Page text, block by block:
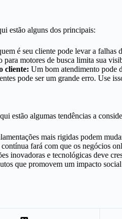
estão alguns dos principais:
é seu cliente pode levar a falhas
para motores de busca limita sua
cliente: Um bom atendimento pode
pode ser um grande erro. Use
estão algumas tendências a
mais rigidas podem
fará com que os negócios
inovadoras e tecnológicas deve
que promovem um impacto